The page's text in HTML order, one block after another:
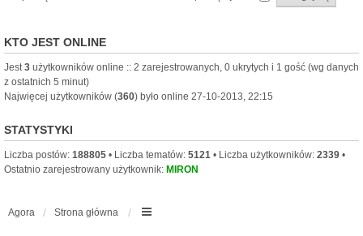
KTO JEST ONLINE
Jest3 użytkowników online :: 2 zarejestrowanych, 0 ukrytych i 1 gość (wg danych
z ostatnich 5 minut)
Najwięcej użytkowników (360) było online 27-10-2013, 22:15
STATYSTYKI
Liczba postów: 188805 • Liczba tematów: 5121 • Liczba użytkowników: 2339 •
Ostatnio zarejestrowany użytkownik: MIRON
Agora Strona główna